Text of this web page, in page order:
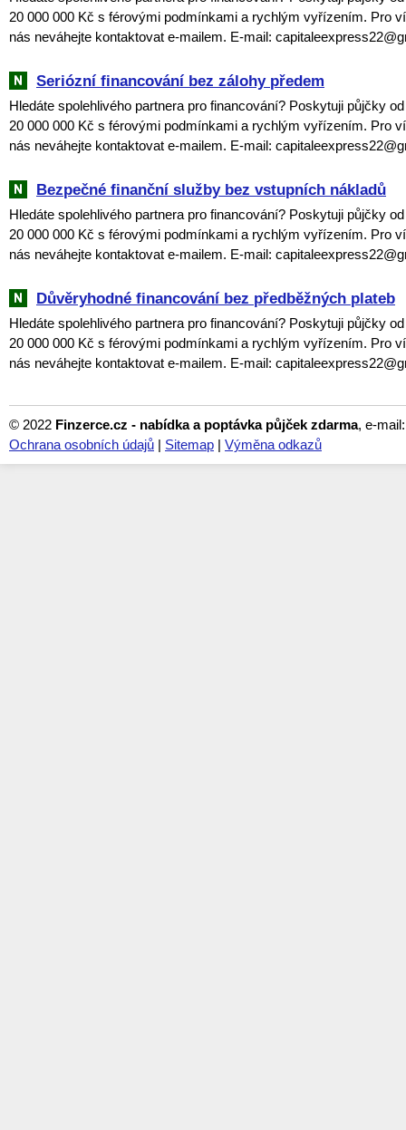
20 000 000 Kč s férovými podmínkami a rychlým vyřízením. Pro
nás neváhejte kontaktovat e-mailem. E-mail:
Seriózní financování bez zálohy předem
Hledáte spolehlivého partnera pro financování? Poskytuji půjčky
20 000 000 Kč s férovými podmínkami a rychlým vyřízením. Pro
nás neváhejte kontaktovat e-mailem. E-mail:
Bezpečné finanční služby bez vstupních nákladů
Hledáte spolehlivého partnera pro financování? Poskytuji půjčky
20 000 000 Kč s férovými podmínkami a rychlým vyřízením. Pro
nás neváhejte kontaktovat e-mailem. E-mail:
Důvěryhodné financování bez předběžných plateb
Hledáte spolehlivého partnera pro financování? Poskytuji půjčky
20 000 000 Kč s férovými podmínkami a rychlým vyřízením. Pro
nás neváhejte kontaktovat e-mailem. E-mail:
© 2022 Finzerce.cz - nabídka a poptávka půjček zdarma, e-
Ochrana osobních údajů | Sitemap | Výměna odkazů